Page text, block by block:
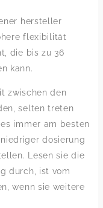
hersteller
flexibilität
die bis zu 36
kann.
zwischen den
selten treten
immer am besten
dosierung
Lesen sie die
durch, ist vom
wenn sie weitere